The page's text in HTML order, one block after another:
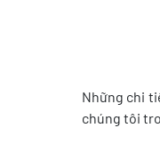
Những chi
chúng tôi